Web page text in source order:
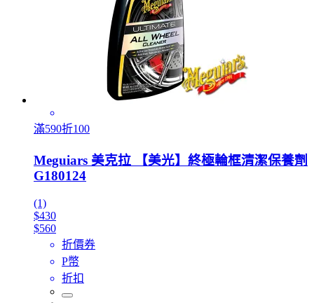
滿590折100
Meguiars 美克拉 【美光】終極輪框清潔保養劑
G180124
(1)
$430
$560
折價券
P幣
折扣